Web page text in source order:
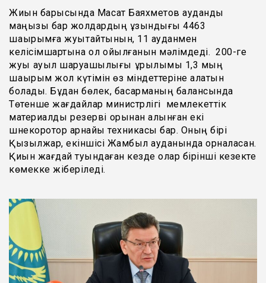
Жиын барысында Мақсат Баяхметов аудандық
маңызы бар жолдардың ұзындығы 4463
шақырымға жуықтайтынын, 11 ауданмен
келісімшартына қол қойылғанын мәлімдеді. 200-ге
жуық ауыл шаруашылығы құрылымы 1,3 мың
шақырым жол күтімін өз міндеттеріне алатын
болады. Бұдан бөлек, басқарманың балансында
Төтенше жағдайлар министрлігі мемлекеттік
материалдық резерві қорынан алынған екі
шнекоротор арнайы техникасы бар. Оның бірі
Қызылжар, екіншісі Жамбыл ауданында орналасқан.
Қиын жағдай туындаған кезде олар бірінші кезекте
көмекке жіберіледі.